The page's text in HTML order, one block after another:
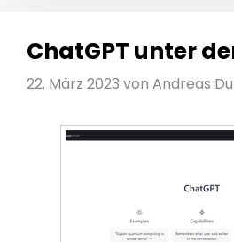
ChatGPT unter
22. März 2023 von Andreas